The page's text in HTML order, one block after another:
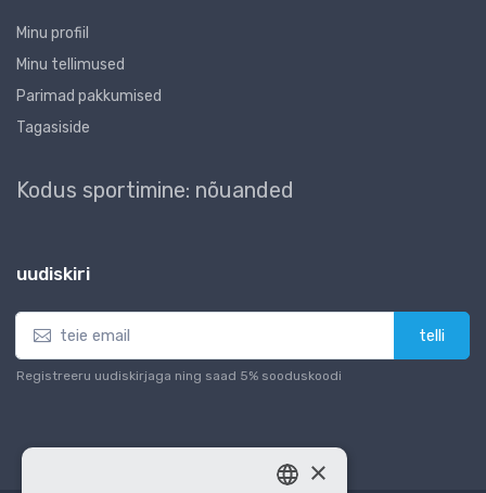
Minu profiil
Minu tellimused
Parimad pakkumised
Tagasiside
Kodus sportimine: nõuanded
uudiskiri
telli
Registreeru uudiskirjaga ning saad 5% sooduskoodi
×